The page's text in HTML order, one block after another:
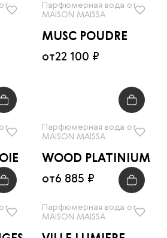
Парфюмерная вода от
MAISON MAISSA
MUSC POUDRE
от22 100 ₽
Парфюмерная вода от
MAISON MAISSA
WOOD PLATINIUM
от6 885 ₽
Парфюмерная вода от
MAISON MAISSA